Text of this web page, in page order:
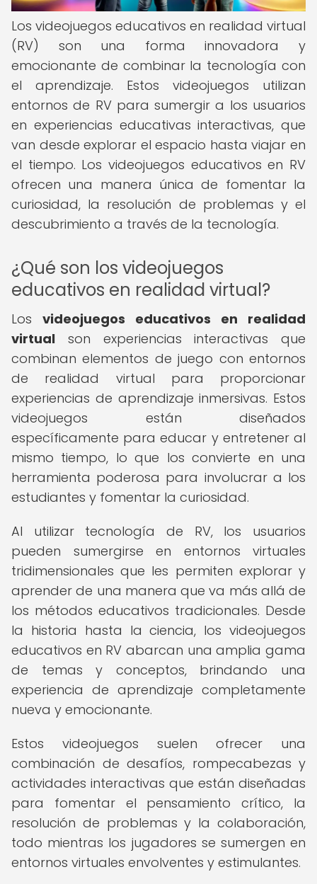
Los videojuegos educativos en realidad virtual
(RV) son una forma innovadora y
emocionante de combinar la tecnología con
el aprendizaje. Estos videojuegos utilizan
entornos de RV para sumergir a los usuarios
en experiencias educativas interactivas, que
van desde explorar el espacio hasta viajar en
el tiempo. Los videojuegos educativos en RV
ofrecen una manera única de fomentar la
curiosidad, la resolución de problemas y el
descubrimiento a través de la tecnología.
¿Qué son los videojuegos
educativos en realidad virtual?
Los videojuegos educativos en realidad
virtual son experiencias interactivas que
combinan elementos de juego con entornos
de realidad virtual para proporcionar
experiencias de aprendizaje inmersivas. Estos
videojuegos están diseñados
específicamente para educar y entretener al
mismo tiempo, lo que los convierte en una
herramienta poderosa para involucrar a los
estudiantes y fomentar la curiosidad.
Al utilizar tecnología de RV, los usuarios
pueden sumergirse en entornos virtuales
tridimensionales que les permiten explorar y
aprender de una manera que va más allá de
los métodos educativos tradicionales. Desde
la historia hasta la ciencia, los videojuegos
educativos en RV abarcan una amplia gama
de temas y conceptos, brindando una
experiencia de aprendizaje completamente
nueva y emocionante.
Estos videojuegos suelen ofrecer una
combinación de desafíos, rompecabezas y
actividades interactivas que están diseñadas
para fomentar el pensamiento crítico, la
resolución de problemas y la colaboración,
todo mientras los jugadores se sumergen en
entornos virtuales envolventes y estimulantes.